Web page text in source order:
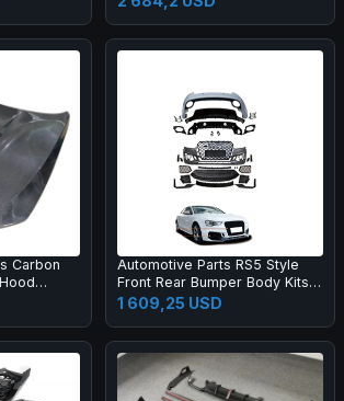
Tail Light
Carbon
F22
Automotive Parts RS5 Style
Front Rear Bumper Body Kits
for A5 S5 B8.5 2013-2016
Upgrade 2017-2019 Body Kit
1 609,25 USD